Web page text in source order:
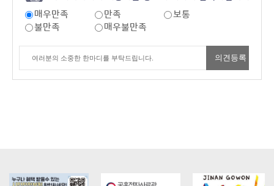
매우만족
만족
보통
불만족
매우불만족